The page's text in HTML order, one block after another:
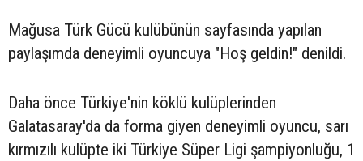
Mağusa Türk Gücü kulübünün sayfasında yapılan
paylaşımda deneyimli oyuncuya "Hoş geldin!" denildi.
Daha önce Türkiye'nin köklü kulüplerinden
Galatasaray'da da forma giyen deneyimli oyuncu, sarı
kırmızılı kulüpte iki Türkiye Süper Ligi şampiyonluğu, 1